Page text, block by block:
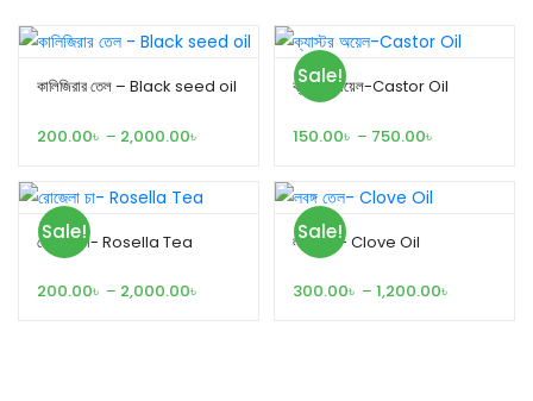
কালিজিরার তেল – Black seed oil
200.00৳ – 2,000.00৳
through
Sale!
ক্যাস্টর অয়েল-Castor Oil
150.00৳ – 750.00৳
Sale!
রোজেলা চা- Rosella Tea
200.00৳ – 2,000.00৳
Sale!
লবঙ্গ তেল- Clove Oil
300.00৳ – 1,200.00৳